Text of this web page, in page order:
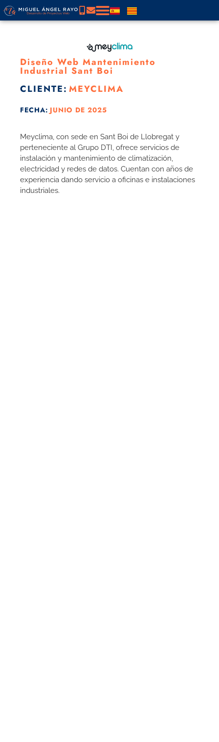
Diseño Web Mantenimiento
Industrial Sant Boi
CLIENTE: MEYCLIMA
FECHA: JUNIO DE 2025
Meyclima, con sede en Sant Boi de Llobregat y
perteneciente al Grupo DTI, ofrece servicios de
instalación y mantenimiento de climatización,
electricidad y redes de datos. Cuentan con años de
experiencia dando servicio a oficinas e instalaciones
industriales.